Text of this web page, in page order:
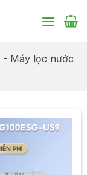
- Máy lọc nước